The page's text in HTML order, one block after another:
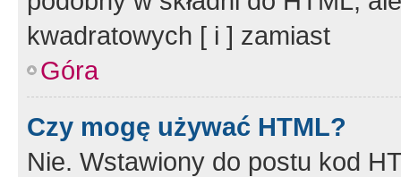
kwadratowych [ i ] zamiast
Góra
Czy mogę używać HTML?
Nie. Wstawiony do postu kod